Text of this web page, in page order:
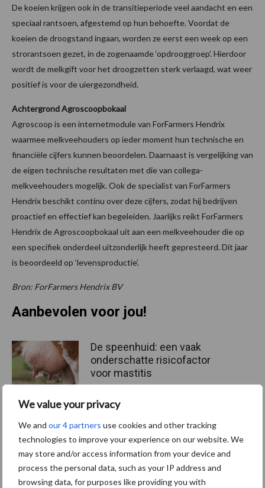
We value your privacy
We and our 4 partners use cookies and other tracking
technologies to improve your experience on our website. We
may store and/or access information from your device and
process the personal data, such as your IP address and
browsing data, for purposes like providing you with
De koeien krijgen ook in de transitieperiode veel aandacht en een
speciaal rantsoen, afgestemd op hun behoefte. Voordat de
koeien de droogstand ingaan, worden ze eerst een week op een
strorantsoen gezet, in de zogenaamde ‘opdrooggroep’. Hierdoor
wordt de melkgift voor het droogzetten sterk verlaagd, wat weer
positief is voor de uiergezondheid.
Achtergrond Agroscoopbokaal
Agroscoop is een internetmodule van ForFarmers Hendrix
waarmee melkveehouders op ieder moment hun technische en
financiële cijfers kunnen beoordelen. Daarnaast is vergelijking van
de eigen technische resultaten met die van collega-
melkveehouders mogelijk. Ook de specialist van ForFarmers
Hendrix beschikt continu over deze cijfers, zodat hij bedrijven
proactief en effectief kan begeleiden. Jaarlijks reikt ForFarmers
Hendrix de Agroscoopbokaal uit aan een melkveehouder die op
een specifiek onderdeel uitzonderlijk heeft gepresteerd. Dit jaar
is beoordeeld op ‘levensproductie’.
Bron: ForFarmers Hendrix BV
Aanbevolen voor jou!
De speenhuid: een vaak
onderschatte risicofactor
voor mastitis
ForFarmers ziet volume en
marktaandeel groeien in
krimpende Nederlandse
markt